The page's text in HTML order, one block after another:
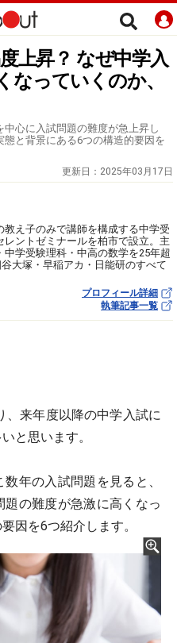
上昇？ なぜ中学入
なっていくのか、
心に入試問題の難度が急上昇し
と背景にある6つの構造的要因を
更新日： 2025年03月17日
え子のみで講師を構成する中学受
ントゼミナールを柏市で設立。主
学受験理科・中高の数学を25年超
大塚・早稲アカ・日能研のすべて
プロフィール詳細
執筆記事一覧
、来年度以降の中学入試に
と思います。
年の入試問題を見ると、
の難度が急激に高くなっ
因を6つ紹介します。